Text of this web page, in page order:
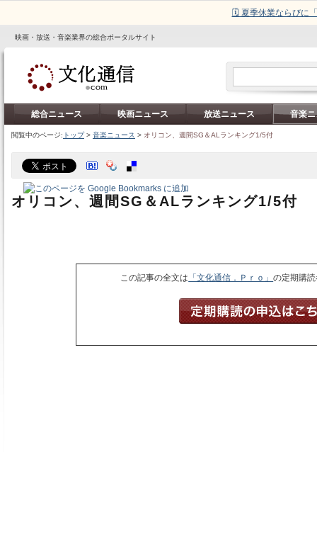
🗓️ 夏季休業ならびに
映画・放送・音楽業界の総合ポータルサイト
総合ニュース 映画ニュース 放送ニュース 音楽
閲覧中のページ: トップ> 音楽ニュース > オリコン、週間SG＆ALランキング1/5付
オリコン、週間SG＆ALランキング1/5付
この記事の全文は 「文化通信．Ｐｒｏ」の定期購